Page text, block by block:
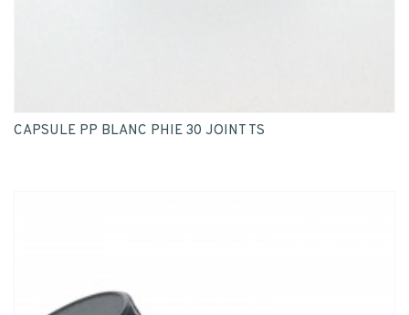
CAPSULE PP BLANC PHIE 30 JOINT TS